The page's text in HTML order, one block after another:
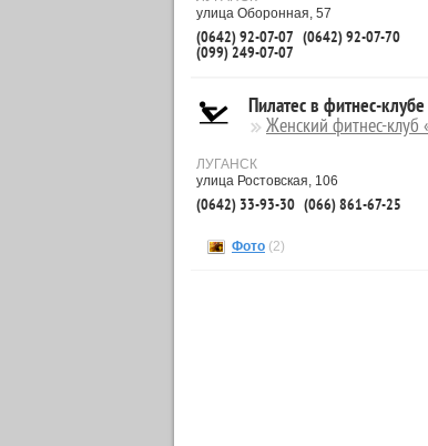
улица Оборонная, 57
(0642) 92-07-07 (0642) 92-07-70
(099) 249-07-07
Пилатес в фитнес-
Женский фитнес-клуб
ЛУГАНСК
улица Ростовская, 106
(0642) 33-93-30 (066) 861-67-25
Фото (2)